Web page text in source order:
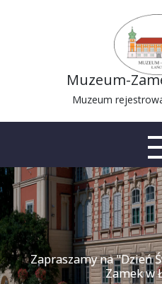
Muzeum-
Muzeum
Zapraszamy na "Dzień
Zamek w